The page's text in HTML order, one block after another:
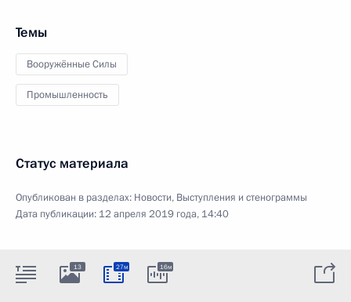
Темы
Вооружённые Силы
Промышленность
Статус материала
Опубликован в разделах: Новости, Выступления и стенограммы
Дата публикации: 12 апреля 2019 года, 14:40
13 27м 16м